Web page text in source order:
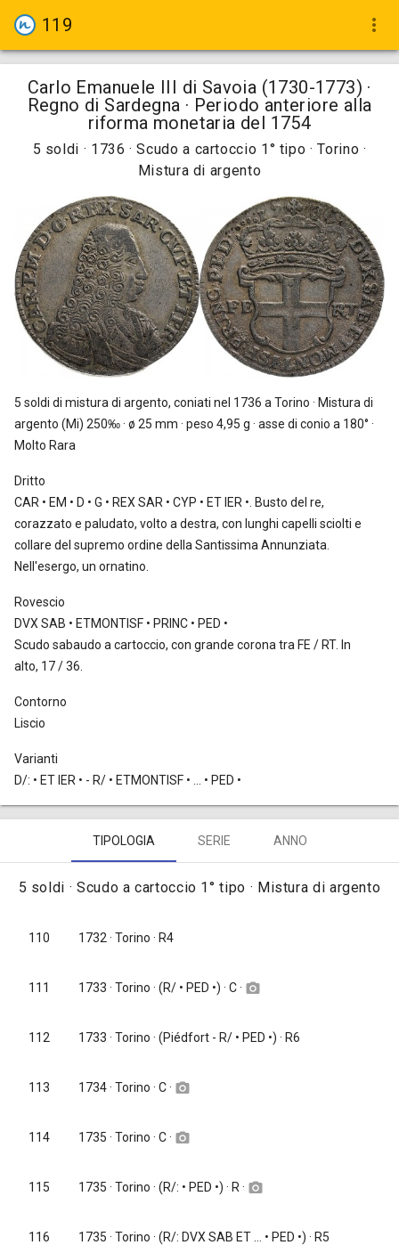
119 more_vert
Carlo Emanuele III di Savoia (1730-1773) ·
Regno di Sardegna · Periodo anteriore alla
riforma monetaria del 1754
5 soldi · 1736 · Scudo a cartoccio 1° tipo · Torino ·
Mistura di argento
5 soldi di mistura di argento, coniati nel 1736 a Torino · Mistura di
argento (Mi) 250‰ · ø 25 mm · peso 4,95 g · asse di conio a 180° ·
Molto Rara
Dritto
CAR • EM • D • G • REX SAR • CYP • ET IER •. Busto del re,
corazzato e paludato, volto a destra, con lunghi capelli sciolti e
collare del supremo ordine della Santissima Annunziata.
Nell'esergo, un ornatino.
Rovescio
DVX SAB • ETMONTISF • PRINC • PED •
Scudo sabaudo a cartoccio, con grande corona tra FE / RT. In
alto, 17 / 36.
Contorno
Liscio
Varianti
D/: • ET IER • - R/ • ETMONTISF • ... • PED •
TIPOLOGIA SERIE ANNO
5 soldi · Scudo a cartoccio 1° tipo · Mistura di argento
110 1732 · Torino · R4
111 1733 · Torino · (R/ • PED •) · C · camera_alt
112 1733 · Torino · (Piédfort - R/ • PED •) · R6
113 1734· Torino · C · camera_alt
114 1735 · Torino · C · camera_alt
115 1735 · Torino · (R/: • PED •) · R · camera_alt
116 1735 · Torino · (R/: DVX SAB ET ... • PED •) · R5